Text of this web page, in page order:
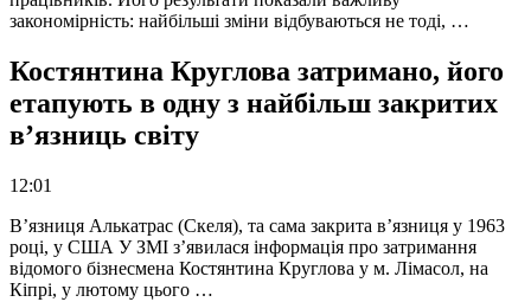
закономірність: найбільші зміни відбуваються не тоді, …
Костянтина Круглова затримано, його
етапують в одну з найбільш закритих
в’язниць світу
12:01
В’язниця Алькатрас (Скеля), та сама закрита в’язниця у 1963
році, у США У ЗМІ з’явилася інформація про затримання
відомого бізнесмена Костянтина Круглова у м. Лімасол, на
Кіпрі, у лютому цього …